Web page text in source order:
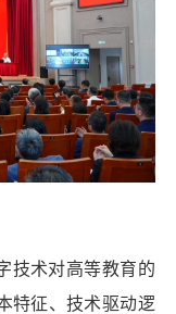
技术对高等教育的
特征、技术驱动逻